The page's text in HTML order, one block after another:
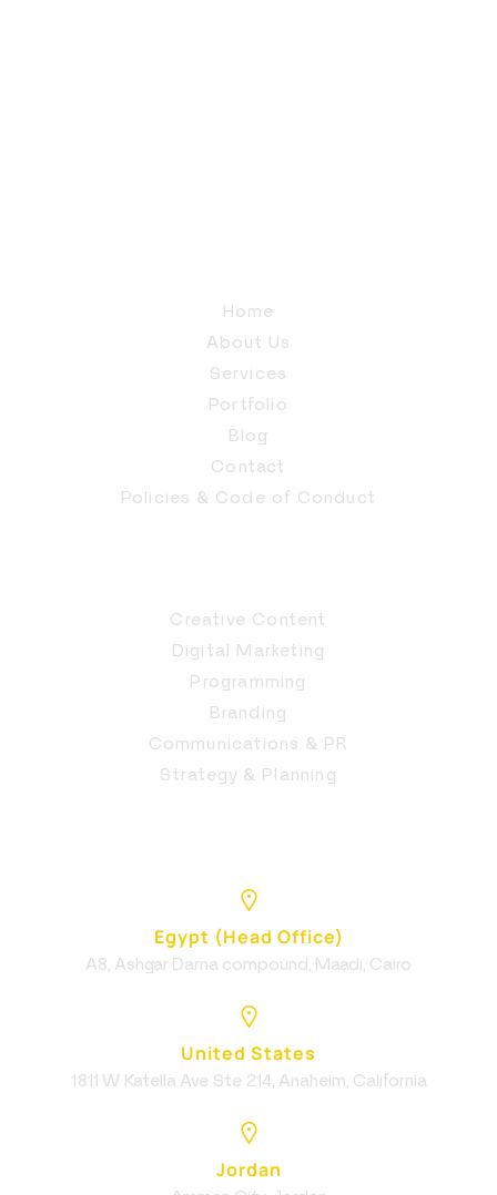
Home
About Us
Services
Portfolio
Blog
Contact
Policies & Code of Conduct
Creative Content
Digital Marketing
Programming
Branding
Communications & PR
Strategy & Planning
Egypt (Head Office)
A8, Ashgar Darna compound, Maadi, Cairo
United States
1811 W Katella Ave Ste 214, Anaheim, California
Jordan